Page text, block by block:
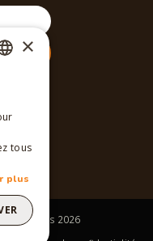
Dancers 2026
×
tous
plus